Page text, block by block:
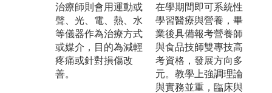
治療師則會用運動或
聲、光、電、熱、水
等儀器作為治療方式
或媒介，目的為減輕
疼痛或針對損傷改
善。
在學期間即可系統性
學習醫療與營養，畢
業後具備報考營養師
與食品技師雙專技高
考資格，發展方向多
元。教學上強調理論
與實務並重，臨床與